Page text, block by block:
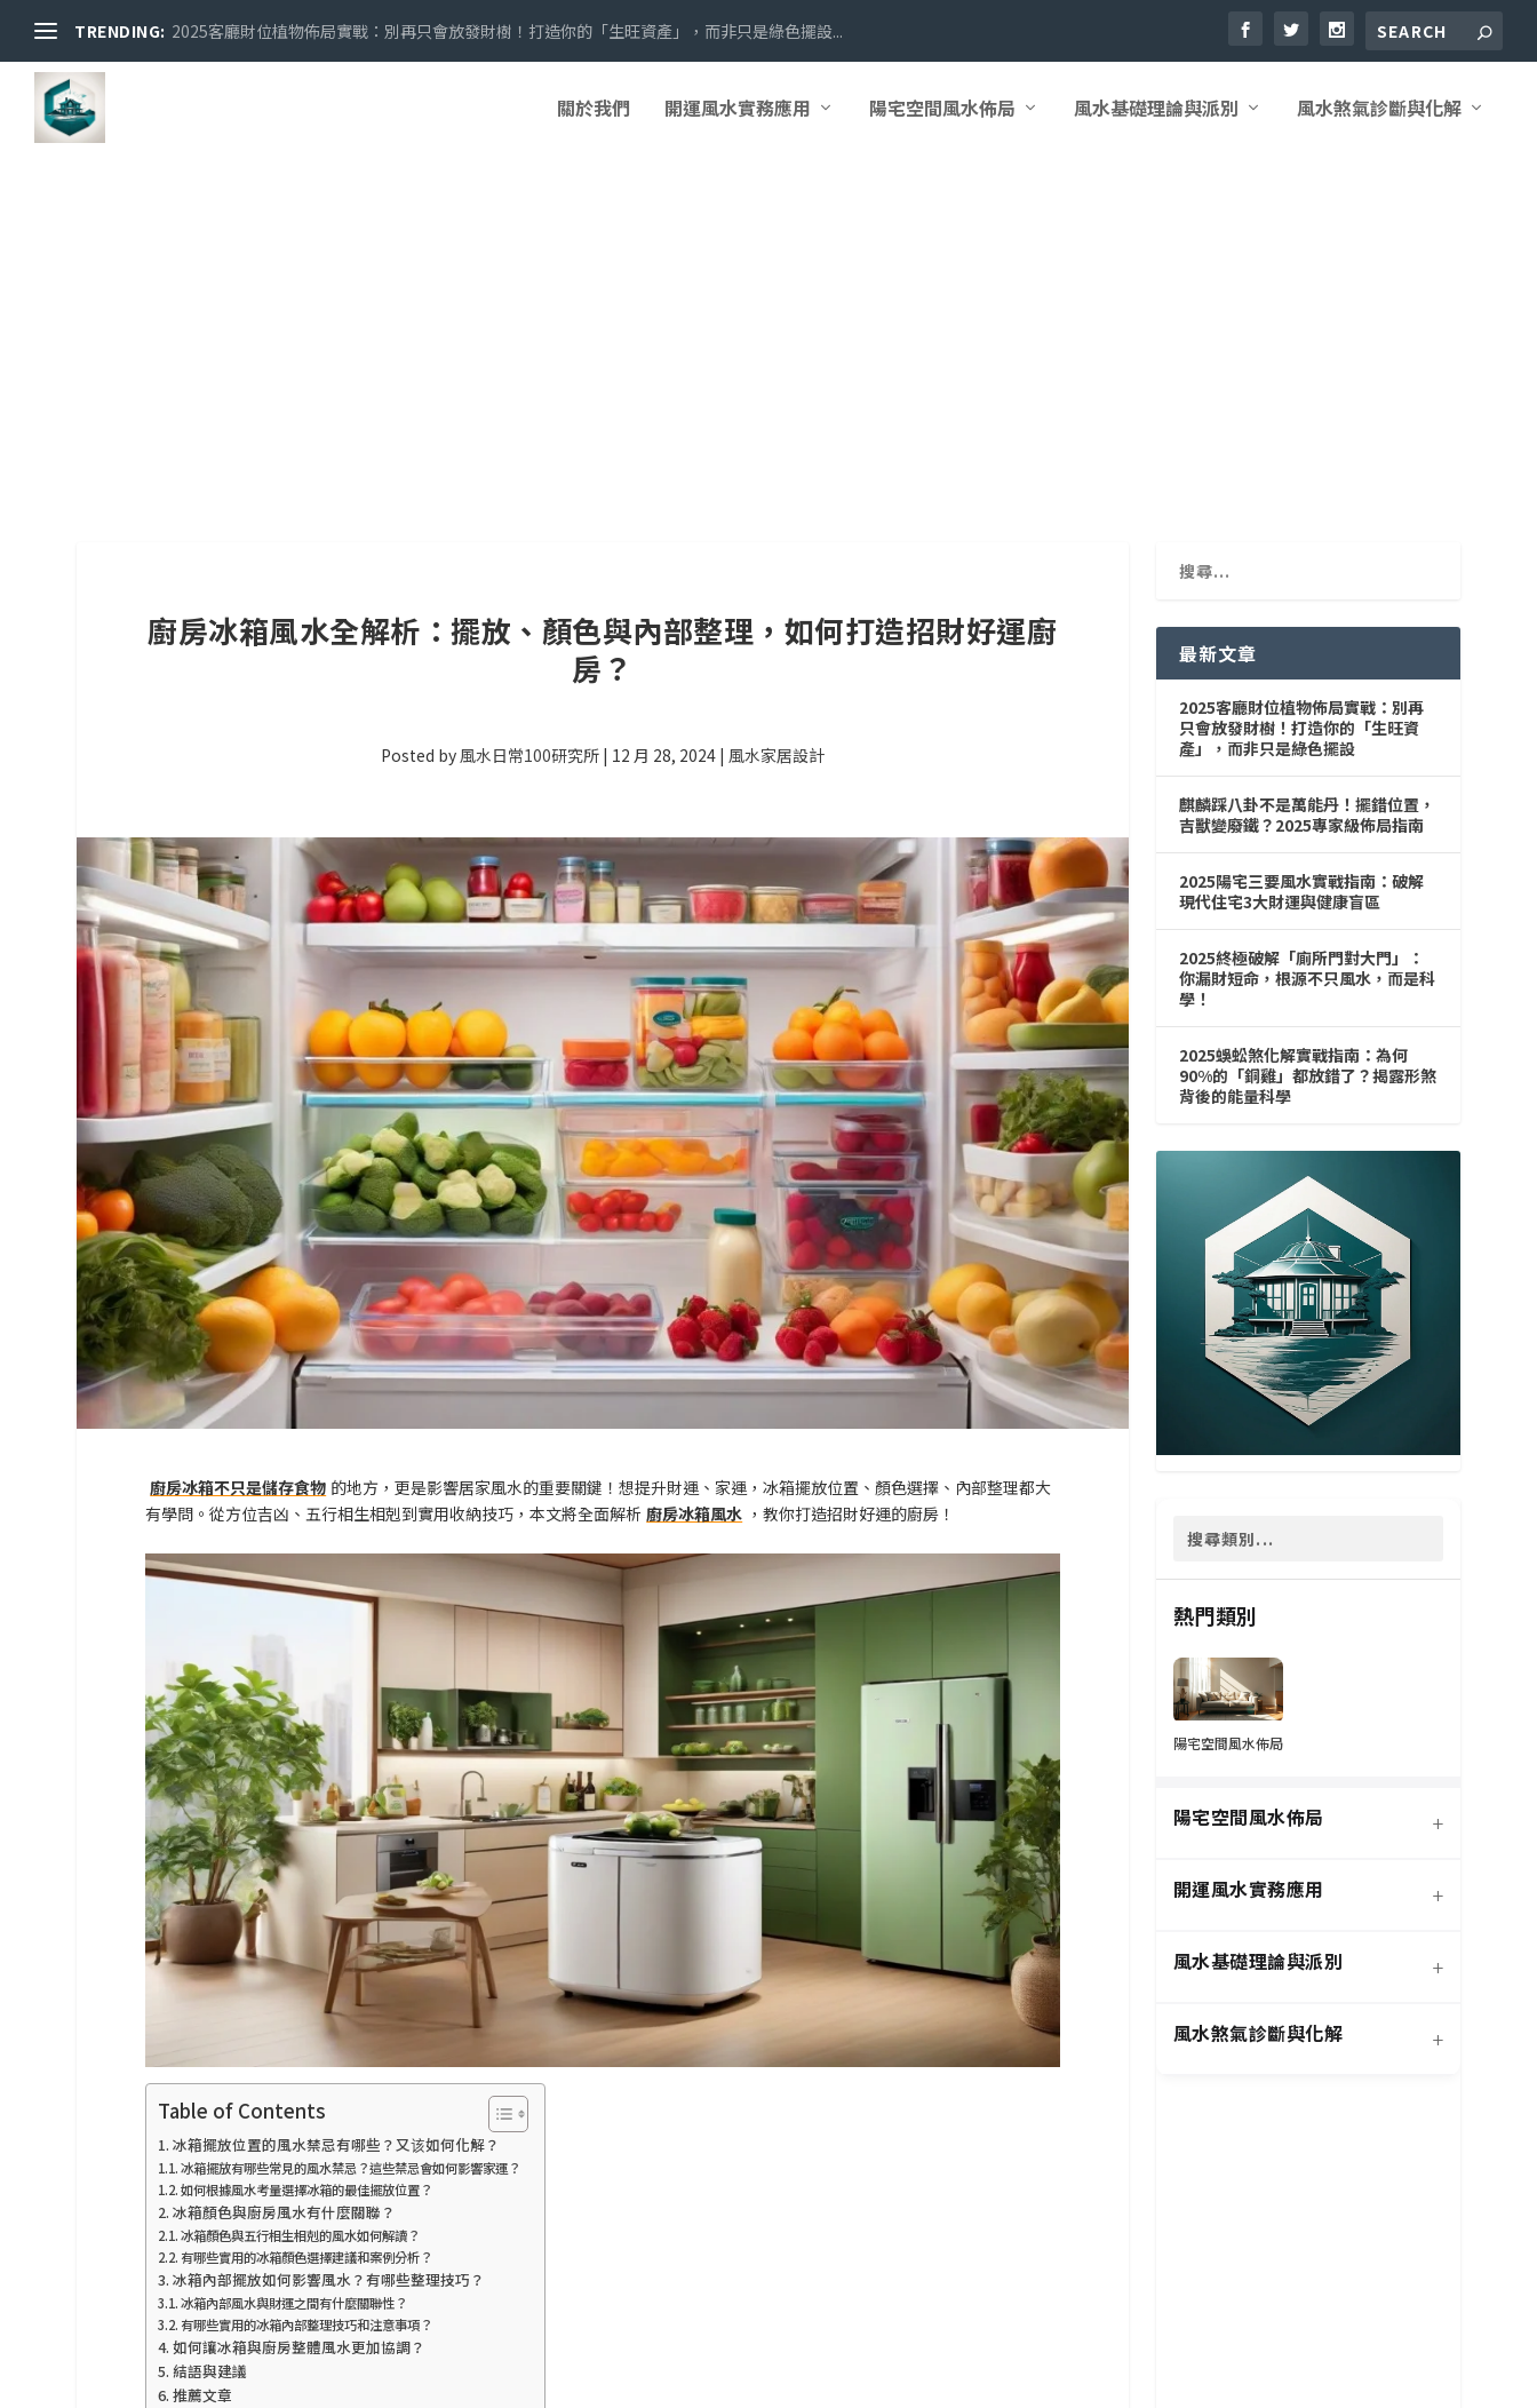
TRENDING: 2025客廳財位植物佈局實戰：別再只會放發財樹！打造你的「生旺資產」，而非只是綠色擺設...
關於我們 開運風水實務應用 陽宅空間風水佈局 風水基礎理論與派別 風水煞氣診斷與化解
廚房冰箱風水全解析：擺放、顏色與內部整理，如何打造招財好運廚
房？
Posted by 風水日常100研究所| 12 月 28, 2024| 風水家居設計
廚房冰箱不只是儲存食物 的地方，更是影響居家風水的重要關鍵！想提升財運、家運，冰箱擺放位置、顏色選擇、內部整理都大
有學問。從方位吉凶、五行相生相剋到實用收納技巧，本文將全面解析 廚房冰箱風水 ，教你打造招財好運的廚房！
Table of Contents
冰箱擺放位置的風水禁忌有哪些？又该如何化解？
冰箱擺放有哪些常見的風水禁忌？這些禁忌會如何影響家運？
如何根據風水考量選擇冰箱的最佳擺放位置？
冰箱顏色與廚房風水有什麼關聯？
冰箱顏色與五行相生相剋的風水如何解讀？
有哪些實用的冰箱顏色選擇建議和案例分析？
冰箱內部擺放如何影響風水？有哪些整理技巧？
冰箱內部風水與財運之間有什麼關聯性？
有哪些實用的冰箱內部整理技巧和注意事項？
如何讓冰箱與廚房整體風水更加協調？
結語與建議
推薦文章
最新文章
2025客廳財位植物佈局實戰：別再
只會放發財樹！打造你的「生旺資
產」，而非只是綠色擺設
麒麟踩八卦不是萬能丹！擺錯位置，
吉獸變廢鐵？2025專家級佈局指南
2025陽宅三要風水實戰指南：破解
現代住宅3大財運與健康盲區
2025終極破解「廁所門對大門」：
你漏財短命，根源不只風水，而是科
學！
2025蜈蚣煞化解實戰指南：為何
90%的「銅雞」都放錯了？揭露形煞
背後的能量科學
熱門類別
陽宅空間風水佈局
陽宅空間風水佈局 +
開運風水實務應用 +
風水基礎理論與派別 +
風水煞氣診斷與化解 +